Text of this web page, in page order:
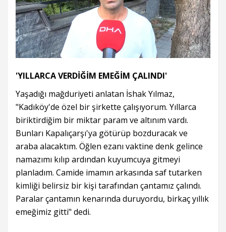
'YILLARCA VERDİĞİM EMEĞİM ÇALINDI'
Yaşadığı mağduriyeti anlatan İshak Yılmaz,
"Kadıköy'de özel bir şirkette çalışıyorum. Yıllarca
biriktirdiğim bir miktar param ve altınım vardı.
Bunları Kapalıçarşı'ya götürüp bozduracak ve
araba alacaktım. Öğlen ezanı vaktine denk gelince
namazımı kılıp ardından kuyumcuya gitmeyi
planladım. Camide imamın arkasında saf tutarken
kimliği belirsiz bir kişi tarafından çantamız çalındı.
Paralar çantamın kenarında duruyordu, birkaç yıllık
emeğimiz gitti" dedi.